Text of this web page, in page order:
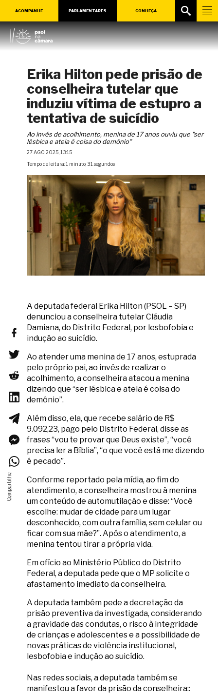
ACOMPANHE PARLAMENTARES CONHEÇA
Erika Hilton pede prisão de
conselheira tutelar que
induziu vítima de estupro a
tentativa de suicídio
Ao invés de acolhimento, menina de 17 anos ouviu que "ser
lésbica e ateia é coisa do demônio"
27 AGO 2025, 13:15
Tempo de leitura: 1 minuto, 31 segundos
A deputada federal Erika Hilton (PSOL – SP)
denunciou a conselheira tutelar Cláudia
Damiana, do Distrito Federal, por lesbofobia e
indução ao suicídio.
Ao atender uma menina de 17 anos, estuprada
pelo próprio pai, ao invés de realizar o
acolhimento, a conselheira atacou a menina
dizendo que “ser lésbica e ateia é coisa do
demônio”.
Além disso, ela, que recebe salário de R$
9.092,23, pago pelo Distrito Federal, disse as
frases “vou te provar que Deus existe”, “você
precisa ler a Bíblia”, “o que você está me dizendo
é pecado”.
Conforme reportado pela mídia, ao fim do
atendimento, a conselheira mostrou à menina
um conteúdo de automutilação e disse: “Você
escolhe: mudar de cidade para um lugar
desconhecido, com outra família, sem celular ou
ficar com sua mãe?”. Após o atendimento, a
menina tentou tirar a própria vida.
Em ofício ao Ministério Público do Distrito
Federal, a deputada pede que o MP solicite o
afastamento imediato da conselheira.
A deputada também pede a decretação da
prisão preventiva da investigada, considerando
a gravidade das condutas, o risco à integridade
de crianças e adolescentes e a possibilidade de
novas práticas de violência institucional,
lesbofobia e indução ao suicídio.
Nas redes sociais, a deputada também se
manifestou a favor da prisão da conselheira::